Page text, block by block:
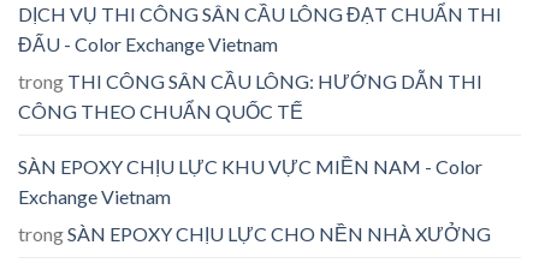
DỊCH VỤ THI CÔNG SÂN CẦU LÔNG ĐẠT CHUẨN THI
ĐẤU - Color Exchange Vietnam
trong THI CÔNG SÂN CẦU LÔNG: HƯỚNG DẪN THI
CÔNG THEO CHUẨN QUỐC TẾ
SÀN EPOXY CHỊU LỰC KHU VỰC MIỀN NAM - Color
Exchange Vietnam
trongSÀN EPOXY CHỊU LỰC CHO NỀN NHÀ XƯỞNG